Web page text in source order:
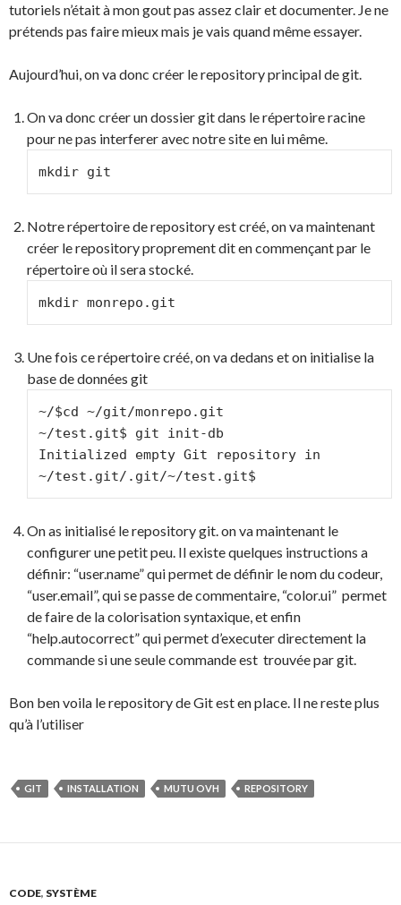
tutoriels n’était à mon gout pas assez clair et documenter. Je ne
prétends pas faire mieux mais je vais quand même essayer.
Aujourd’hui, on va donc créer le repository principal de git.
On va donc créer un dossier git dans le répertoire racine
pour ne pas interferer avec notre site en lui même.
mkdir git
Notre répertoire de repository est créé, on va maintenant
créer le repository proprement dit en commençant par le
répertoire où il sera stocké.
mkdir monrepo.git
Une fois ce répertoire créé, on va dedans et on initialise la
base de données git
~/$cd ~/git/monrepo.git
~/test.git$ git init-db
Initialized empty Git repository in
~/test.git/.git/~/test.git$
On as initialisé le repository git. on va maintenant le
configurer une petit peu. Il existe quelques instructions a
définir: “user.name” qui permet de définir le nom du codeur,
“user.email”, qui se passe de commentaire, “color.ui” permet
de faire de la colorisation syntaxique, et enfin
“help.autocorrect” qui permet d’executer directement la
commande si une seule commande est trouvée par git.
Bon ben voila le repository de Git est en place. Il ne reste plus
qu’à l’utiliser
GIT INSTALLATION MUTU OVH REPOSITORY
CODE, SYSTÈME